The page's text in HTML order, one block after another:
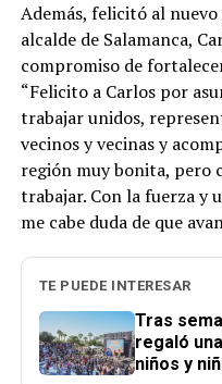
Además, felicitó al
alcalde de Salamanca,
compromiso de
“Felicito a Carlos por
trabajar unidos,
vecinos y vecinas y
región muy bonita, pero
trabajar. Con la fuerza y
me cabe duda de que
TE PUEDE INTERESAR
Tras
regaló
niños y